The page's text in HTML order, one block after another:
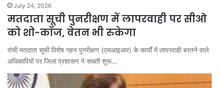
July 24, 2026
मतदाता सूची पुनरीक्षण में लापरवाही पर सीओ
को शो-कॉज, वेतन भी रुकेगा
रांची मतदाता सूची विशेष गहन पुनरीक्षण (एसआइआर) के कार्यों में लापरवाही बरतने वाले
अधिकारियों पर जिला प्रशासन ने सख्ती शुरू…